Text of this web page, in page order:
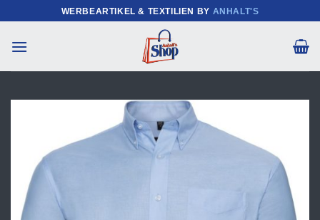
Inhalt
springen
WERBEARTIKEL & TEXTILIEN BY ANHALT'S